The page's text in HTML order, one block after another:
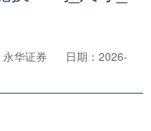
永华证券
日期：2026-